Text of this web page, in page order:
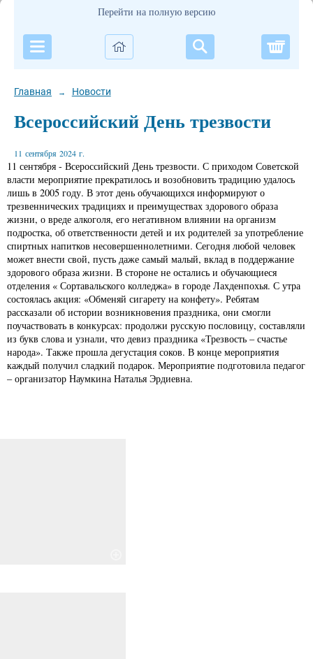
Перейти на полную версию
Главная → Новости
Всероссийский День трезвости
11 сентября 2024 г.
11 сентября - Всероссийский День трезвости. С приходом Советской
власти мероприятие прекратилось и возобновить традицию удалось
лишь в 2005 году. В этот день обучающихся информируют о
трезвеннических традициях и преимуществах здорового образа
жизни, о вреде алкоголя, его негативном влиянии на организм
подростка, об ответственности детей и их родителей за употребление
спиртных напитков несовершеннолетними. Сегодня любой человек
может внести свой, пусть даже самый малый, вклад в поддержание
здорового образа жизни. В стороне не остались и обучающиеся
отделения « Сортавальского колледжа» в городе Лахденпохья. С утра
состоялась акция: «Обменяй сигарету на конфету». Ребятам
рассказали об истории возникновения праздника, они смогли
поучаствовать в конкурсах: продолжи русскую пословицу, составляли
из букв слова и узнали, что девиз праздника «Трезвость – счастье
народа». Также прошла дегустация соков. В конце мероприятия
каждый получил сладкий подарок. Мероприятие подготовила педагог
– организатор Наумкина Наталья Эрдиевна.